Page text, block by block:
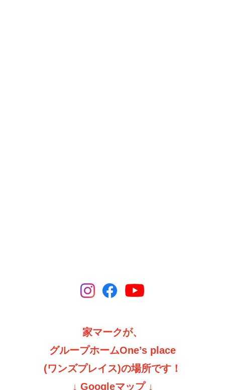
家マークが、
グループホームOne’s place
(ワンズプレイス)の場所です！
↓ Googleマップ ↓